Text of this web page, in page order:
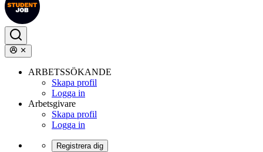
ARBETSSÖKANDE
Skapa profil
Logga in
Arbetsgivare
Skapa profil
Logga in
Registrera dig